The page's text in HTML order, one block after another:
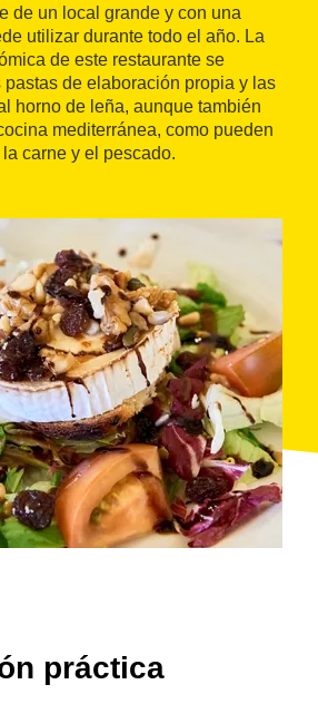
de un local grande y con una
utilizar durante todo el año. La
de este restaurante se
de elaboración propia y las
horno de leña, aunque también
mediterránea, como pueden
carne y el pescado.
práctica